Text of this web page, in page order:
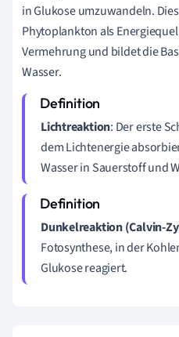
in Glukose umzuwandeln.
Phytoplankton als
Vermehrung und bildet die
Wasser.
Lichtreaktion: Der erste
dem Lichtenergie
Wasser in Sauerstoff und
Dunkelreaktion (Calvin-
Fotosynthese, in der
Glukose reagiert.